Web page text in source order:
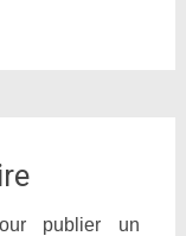
publier un